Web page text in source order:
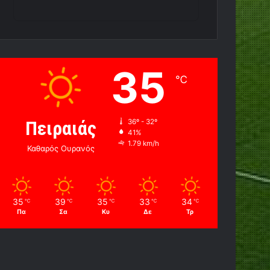
Πειραιάς
Καθαρός Ουρανός
35 ℃
36º - 32º
41%
1.79 km/h
35 ℃
Πα
39 ℃
Σα
35 ℃
Κυ
33 ℃
Δε
34 ℃
Τρ